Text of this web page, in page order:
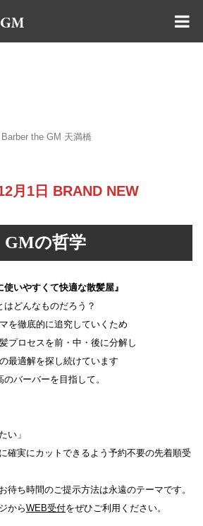
Barber the GM 天満橋
月1日 BRAND NEW
GMの哲学
使いやすくて快適な散髪屋』
はどんなものだろう？
を徹底的に追究していくため
プロセスを前・中・後に分解し
最適解を探し続けています
のバーバーを目指して。
い」
確実にカットできるよう予約不要の先着順受
待ち時間のご提示方法は永遠のテーマです。
からWEB受付をぜひご利用ください。